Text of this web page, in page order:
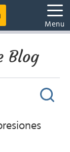
Menu
Blog